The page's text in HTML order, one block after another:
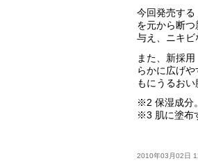
今回発売す
を元から断
与え、ニキビ
また、新採
らかに広げ
もにうるお
※2 保湿成分。
※3 肌に塗布
2010年03月02日